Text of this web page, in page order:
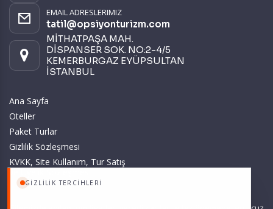
GIZLILIK TERCIHLERI
EMAIL ADRESLERIMIZ
tatil@opsiyonturizm.com
MİTHATPAŞA MAH.
DİSPANSER SOK. NO:2-4/5
KEMERBURGAZ EYÜPSULTAN
İSTANBUL
Ana Sayfa
Oteller
Paket Turlar
Gizlilik Sözleşmesi
KVKK, Site Kullanım, Tur Satış